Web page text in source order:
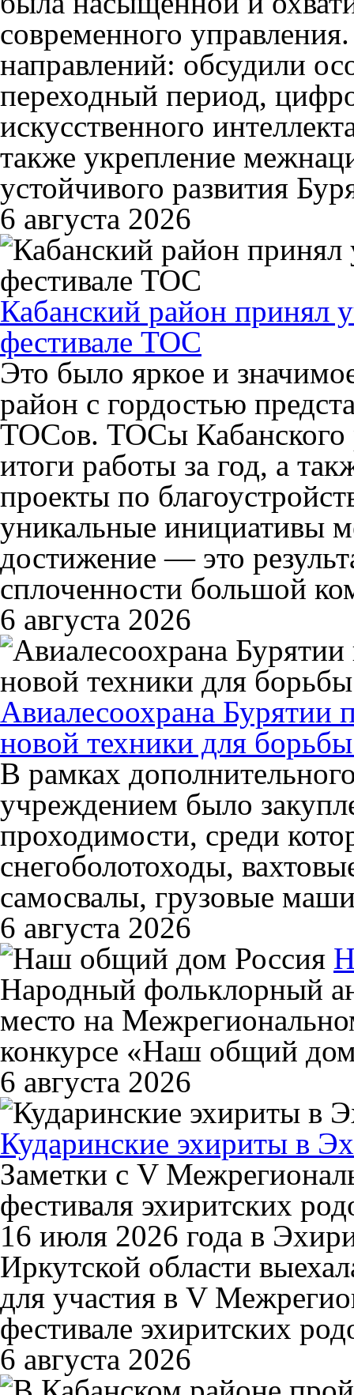
современного
направлений: обсудили
переходный период,
искусственного
также укрепление
устойчивого развития
6 августа 2026
Кабанский район принял
фестивале ТОС
Это было яркое и
район с гордостью
ТОСов. ТОСы Кабанского
итоги работы за год, а
проекты по
уникальные инициативы
достижение — это
сплоченности большой
6 августа 2026
Авиалесоохрана
новой техники для
В рамках
учреждением было
проходимости, среди
снегоболотоходы,
самосвалы, грузовые
6 августа 2026
Народный фольклорный
место на
конкурсе «Наш общий
6 августа 2026
Кударинские эхириты в
Заметки с V
фестиваля эхиритских
16 июля 2026 года в
Иркутской области
для участия в V
фестивале эхиритских
6 августа 2026